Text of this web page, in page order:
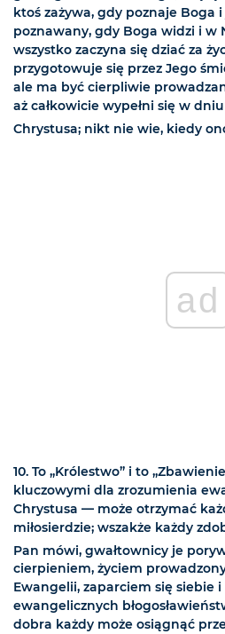
ktoś zażywa, gdy poznaje Boga
poznawany, gdy Boga widzi i w
wszystko zaczyna się dziać za
przygotowuje się przez Jego
ale ma być cierpliwie
aż całkowicie wypełni się w
Chrystusa; nikt nie wie, kiedy
ad
10. To „Królestwo” i to
kluczowymi dla zrozumienia
Chrystusa — może otrzymać
miłosierdzie; wszakże każdy
Pan mówi, gwałtownicy je
cierpieniem, życiem
Ewangelii, zaparciem się siebie
ewangelicznych
dobra każdy może osiągnąć